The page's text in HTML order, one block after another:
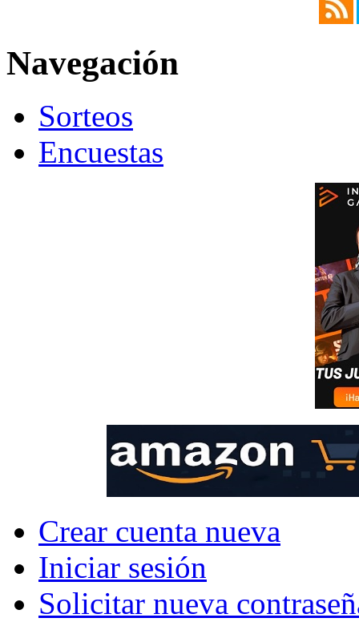
Navegación
Sorteos
Encuestas
Crear cuenta nueva
Iniciar sesión
Solicitar nueva